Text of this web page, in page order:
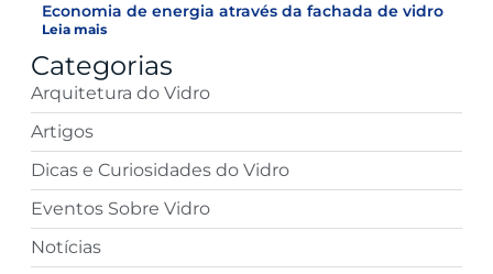
Economia de energia através da fachada de vidro
Leia mais
Categorias
Arquitetura do Vidro
Artigos
Dicas e Curiosidades do Vidro
Eventos Sobre Vidro
Notícias